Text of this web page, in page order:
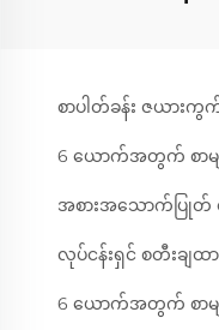
စာပါတ်ခန်း ဇယား
6 ယောက်အတွက် စာ
အစားအသောက်ပြုတ်
လုပ်ငန်းရှင် စတီးချထာ
6 ယောက်အတွက် စာမျ